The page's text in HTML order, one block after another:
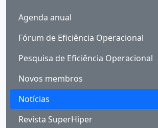
Agenda anual
Fórum de Eficiência Operacional
Pesquisa de Eficiência Operacional
Novos membros
Notícias
Revista SuperHiper